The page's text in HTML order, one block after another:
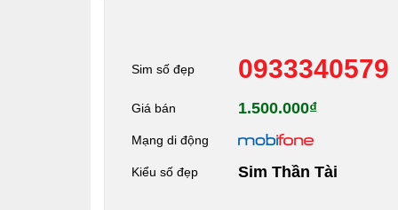
Sim số đẹp 0933340579
Giá bán 1.500.000₫
Mạng di động
Kiểu số đẹp Sim Thần Tài